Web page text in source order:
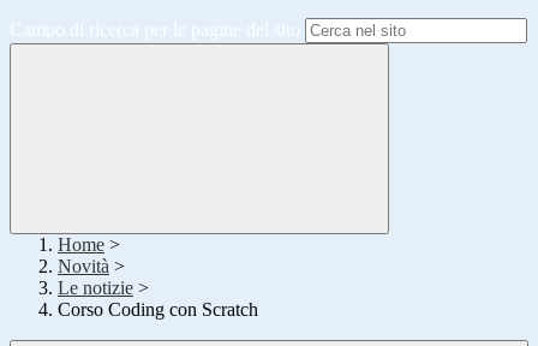
Campo di ricerca per le pagine del sito
Home >
Novità >
Le notizie >
Corso Coding con Scratch